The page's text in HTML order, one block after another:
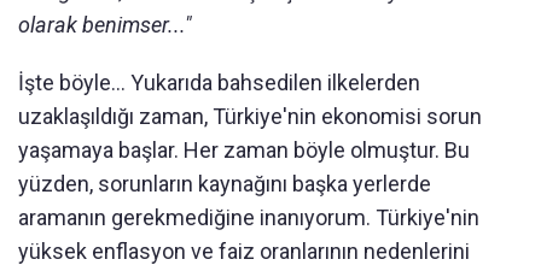
olarak benimser..."
İşte böyle... Yukarıda bahsedilen ilkelerden
uzaklaşıldığı zaman, Türkiye'nin ekonomisi sorun
yaşamaya başlar. Her zaman böyle olmuştur. Bu
yüzden, sorunların kaynağını başka yerlerde
aramanın gerekmediğine inanıyorum. Türkiye'nin
yüksek enflasyon ve faiz oranlarının nedenlerini